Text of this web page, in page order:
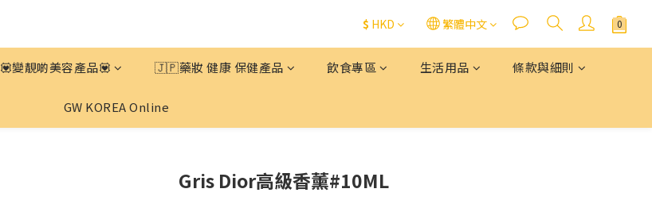
$ HKD 繁體中文
💟變靚啲美容產品💟 🇯🇵藥妝 健康 保健產品 飲食專區 生活用品 條款與細則
GW KOREA Online
Gris Dior高級香薰#10ML